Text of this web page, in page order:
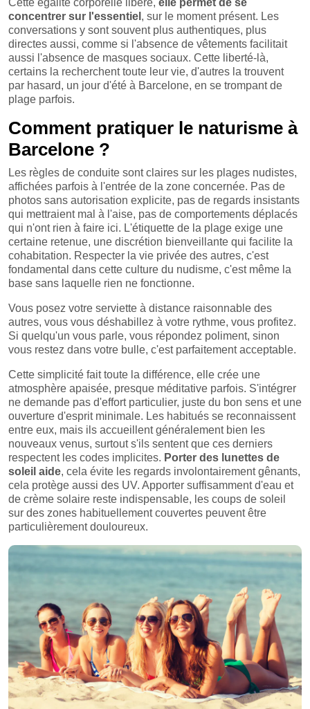
concentrer sur l'essentiel , sur le moment présent. Les
conversations y sont souvent plus authentiques, plus
directes aussi, comme si l'absence de vêtements facilitait
aussi l'absence de masques sociaux. Cette liberté-là,
certains la recherchent toute leur vie, d'autres la trouvent
par hasard, un jour d'été à Barcelone, en se trompant de
plage parfois.
Comment pratiquer le naturisme à
Barcelone ?
Les règles de conduite sont claires sur les plages nudistes,
affichées parfois à l'entrée de la zone concernée. Pas de
photos sans autorisation explicite, pas de regards insistants
qui mettraient mal à l'aise, pas de comportements déplacés
qui n'ont rien à faire ici. L'étiquette de la plage exige une
certaine retenue, une discrétion bienveillante qui facilite la
cohabitation. Respecter la vie privée des autres, c'est
fondamental dans cette culture du nudisme, c'est même la
base sans laquelle rien ne fonctionne.
Vous posez votre serviette à distance raisonnable des
autres, vous vous déshabillez à votre rythme, vous profitez.
Si quelqu'un vous parle, vous répondez poliment, sinon
vous restez dans votre bulle, c'est parfaitement acceptable.
Cette simplicité fait toute la différence, elle crée une
atmosphère apaisée, presque méditative parfois. S'intégrer
ne demande pas d'effort particulier, juste du bon sens et une
ouverture d'esprit minimale. Les habitués se reconnaissent
entre eux, mais ils accueillent généralement bien les
nouveaux venus, surtout s'ils sentent que ces derniers
respectent les codes implicites. Porter des lunettes de
soleil aide, cela évite les regards involontairement gênants,
cela protège aussi des UV. Apporter suffisamment d'eau et
de crème solaire reste indispensable, les coups de soleil
sur des zones habituellement couvertes peuvent être
particulièrement douloureux.